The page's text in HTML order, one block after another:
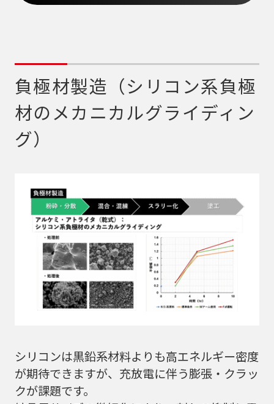
負極材製造（シリコン系負極
材のメカニカルグライディン
グ）
シリコンは黒鉛系材料よりも高エネルギー密度
が期待できますが、充放電に伴う膨張・クラッ
クが課題です。